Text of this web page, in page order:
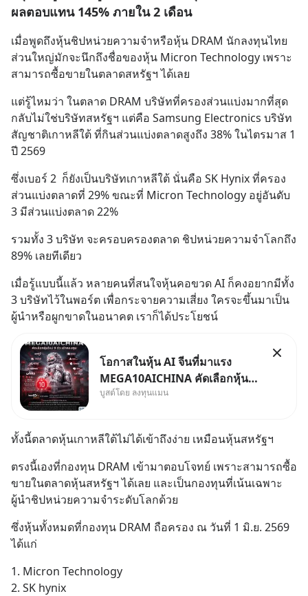
ผลตอบแทน 145% ภายใน 2 เดือน
เมื่อพูดถึงหุ้นชิปหน่วยความจำหรือหุ้น DRAM นักลงทุนไทย
ส่วนใหญ่มักจะนึกถึงชื่อของหุ้น Micron Technology เพราะ
สามารถซื้อขายในตลาดสหรัฐฯ ได้เลย
แต่รู้ไหมว่า ในตลาด DRAM บริษัทที่ครองส่วนแบ่งมากที่สุด
กลับไม่ใช่บริษัทสหรัฐฯ แต่คือ Samsung Electronics บริษัท
สัญชาติเกาหลีใต้ ที่กินส่วนแบ่งตลาดสูงถึง 38% ในไตรมาส 1
ปี 2569
ซึ่งเบอร์ 2  ก็ยังเป็นบริษัทเกาหลีใต้ นั่นคือ SK Hynix ที่ครอง
ส่วนแบ่งตลาดที่ 29% ขณะที่ Micron Technology อยู่อันดับ
3 มีส่วนแบ่งตลาด 22%
รวมทั้ง 3 บริษัท จะครอบครองตลาด ชิปหน่วยความจำโลกถึง
89% เลยทีเดียว
เมื่อรู้แบบนี้แล้ว หลายคนที่สนใจหุ้นคอขวด AI ก็คงอยากมีทั้ง
3 บริษัทไว้ในพอร์ต เพื่อกระจายความเสี่ยง ใครจะขึ้นมาเป็น
ผู้นำหรือผูกขาดในอนาคต เราก็ได้ประโยชน์
โอกาสในหุ้น AI จีนที่มาแรง
MEGA10AICHINA คัดเลือกหุ้น
ใหม่ 9 ตัว เข้ากองทุน.. ครอบคลุม
50% ค่าธรรมเนียมซื้อ | ยอด 2
ล้านบาทขึ้นไป ฟรีค่าธรร
บูสต์โดย ลงทุนแมน
ทั้งนี้ตลาดหุ้นเกาหลีใต้ไม่ได้เข้าถึงง่าย เหมือนหุ้นสหรัฐฯ
ตรงนี้เองที่กองทุน DRAM เข้ามาตอบโจทย์ เพราะสามารถซื้อ
ขายในตลาดหุ้นสหรัฐฯ ได้เลย และเป็นกองทุนที่เน้นเฉพาะ
ผู้นำชิปหน่วยความจำระดับโลกด้วย
ซึ่งหุ้นทั้งหมดที่กองทุน DRAM ถือครอง ณ วันที่ 1 มิ.ย. 2569
ได้แก่
1. Micron Technology
2. SK hynix